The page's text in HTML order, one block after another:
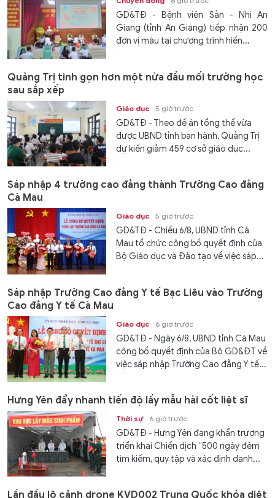
GD&TĐ - Bệnh viện Sản - Nhi An
Giang (tỉnh An Giang) tiếp nhận 200
đơn vị máu tại chương trình hiến...
Quảng Trị tinh gọn hơn một nửa đầu mối trường học
sau sắp xếp
Giáo dục 5 giờ trước
GD&TĐ - Theo đề án tổng thể vừa
được UBND tỉnh ban hành, Quảng Trị
dự kiến giảm 459 cơ sở giáo dục...
Sáp nhập 4 trường cao đẳng thành Trường Cao đẳng
Cà Mau
Giáo dục 5 giờ trước
GD&TĐ - Chiều 6/8, UBND tỉnh Cà
Mau tổ chức công bố quyết định của
Bộ Giáo dục và Đào tạo về việc sáp...
Sáp nhập Trường Cao đẳng Y tế Bạc Liêu vào Trường
Cao đẳng Y tế Cà Mau
Giáo dục 6 giờ trước
GD&TĐ - Ngày 6/8, UBND tỉnh Cà Mau
công bố quyết định của Bộ GD&ĐT về
việc sáp nhập Trường Cao đẳng Y tế...
Hưng Yên đẩy nhanh tiến độ lấy mẫu hài cốt liệt sĩ
Thời sự 6 giờ trước
GD&TĐ - Hưng Yên đang khẩn trương
triển khai Chiến dịch “500 ngày đêm
tìm kiếm, quy tập và xác định danh...
Lần đầu lộ cảnh drone KVD002 Trung Quốc khóa diệt